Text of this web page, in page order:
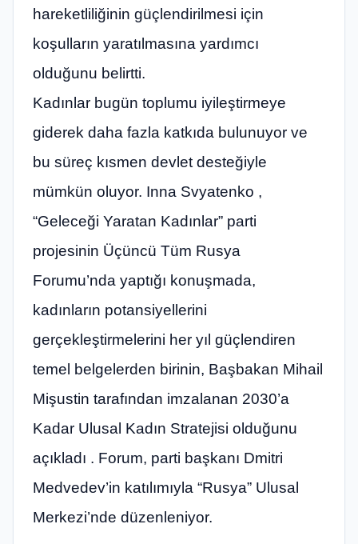
hareketliliğinin güçlendirilmesi için
koşulların yaratılmasına yardımcı
olduğunu belirtti.
Kadınlar bugün toplumu iyileştirmeye
giderek daha fazla katkıda bulunuyor ve
bu süreç kısmen devlet desteğiyle
mümkün oluyor. Inna Svyatenko ,
“Geleceği Yaratan Kadınlar” parti
projesinin Üçüncü Tüm Rusya
Forumu’nda yaptığı konuşmada,
kadınların potansiyellerini
gerçekleştirmelerini her yıl güçlendiren
temel belgelerden birinin, Başbakan Mihail
Mişustin tarafından imzalanan 2030’a
Kadar Ulusal Kadın Stratejisi olduğunu
açıkladı . Forum, parti başkanı Dmitri
Medvedev’in katılımıyla “Rusya” Ulusal
Merkezi’nde düzenleniyor.